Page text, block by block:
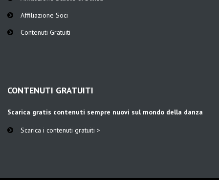
Affiliazione Soci
Contenuti Gratuiti
CONTENUTI GRATUITI
Scarica gratis contenuti sempre nuovi sul mondo della danza
Scarica i contenuti gratuiti >